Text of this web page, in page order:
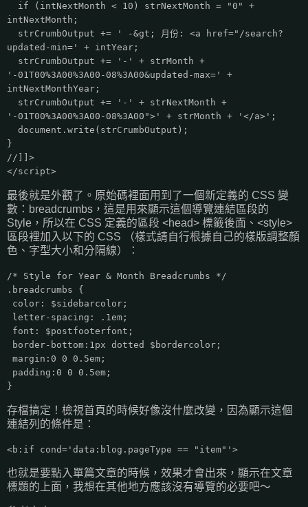
if (intNextMonth < 10) strNextMonth = "0" +
intNextMonth;
strCrumbOutput += ' -&gt; 月份: <a href="/search?
updated-min=' + intYear;
strCrumbOutput += '-' + strMonth +
'-01T00%3A00%3A00-08%3A00&updated-max=' +
intNextMonthYear;
strCrumbOutput += '-' + strNextMonth +
'-01T00%3A00%3A00-08%3A00">' + strMonth + '</a>';
document.write(strCrumbOutput);
}
//]]>
</script>
最後就是外觀了。原始碼裡面用到了一個新定義的 CSS 變
數：breadcrumbs，這是用來顯示這個導覽連結區段的
Style，所以在 CSS 定義的區段 <head> 標籤後面、<style>
區段裡加入以下的 CSS （樣式請自行根據自己的樣版調整顏
色、字型大小和分隔線）：
/* Style for Year & Month Breadcrumbs */
.breadcrumbs {
color: $sidebarcolor;
letter-spacing: .1em;
font: $postfooterfont;
border-bottom:1px dotted $bordercolor;
margin:0 0 0.5em;
padding:0 0 0.5em;
}
存檔搞定！檢視首頁的時候好像沒什麼改變，因為顯示這個
連結列的條件是：
<b:if cond='data:blog.pageType == "item"'>
也就是要點入單篇文章的時候，效果才會出來，顯示在文章
標題的上面，我想在其他地方應該沒有導覽的必要吧～